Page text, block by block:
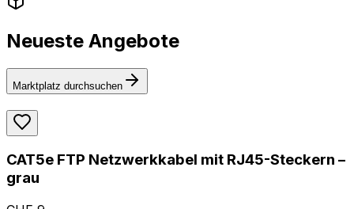
Neueste Angebote
Marktplatz durchsuchen
CAT5e FTP Netzwerkkabel mit RJ45-Steckern –
grau